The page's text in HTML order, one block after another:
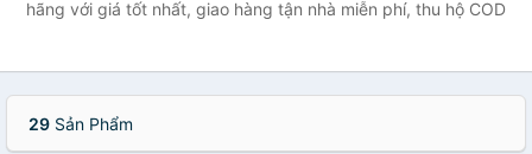
hãng với giá tốt nhất, giao hàng tận nhà miễn phí, thu hộ COD
29 Sản Phẩm